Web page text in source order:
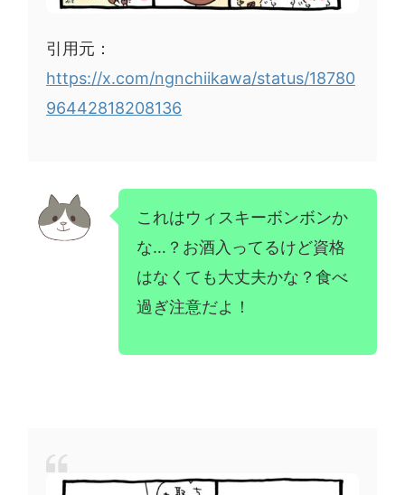
引用元：
https://x.com/ngnchiikawa/status/18780
96442818208136
これはウィスキーボンボンか
な…？お酒入ってるけど資格
はなくても大丈夫かな？食べ
過ぎ注意だよ！